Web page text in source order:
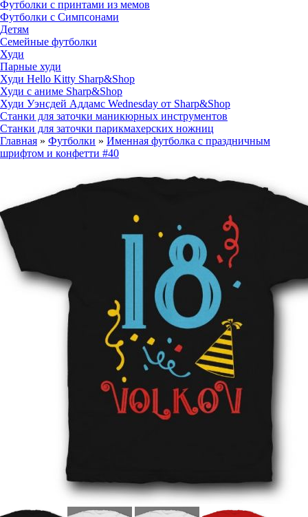
Футболки с принтами из мемов
Футболки с Симпсонами
Детям
Семейные футболки
Худи
Парные худи
Худи Hello Kitty Sharp&Shop
Худи с аниме Sharp&Shop
Худи Уэнсдей Аддамс Wednesday от Sharp&Shop
Станки для заточки маникюрных инструментов
Станки для заточки парикмахерских ножниц
Главная » Футболки » Именная футболка с праздничным
шрифтом и конфетти #40